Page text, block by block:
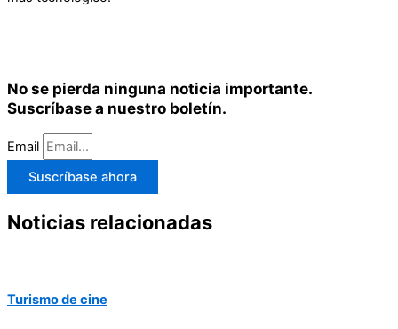
No se pierda ninguna noticia importante.
Suscríbase a nuestro boletín.
Email
Suscríbase ahora
Noticias relacionadas
Turismo de cine